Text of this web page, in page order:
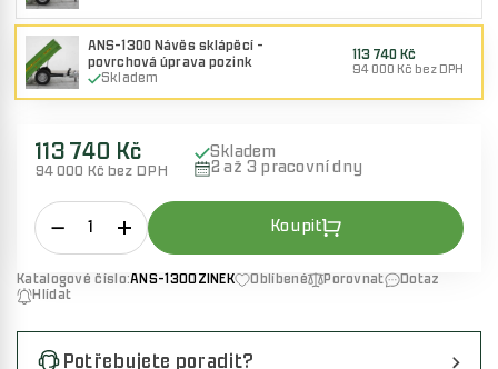
ANS-1300 Návěs sklápěcí -
povrchová úprava pozink
Skladem
113 740 Kč
94 000 Kč bez DPH
113 740 Kč
94 000 Kč bez DPH
Skladem
2 až 3 pracovní dny
Katalogové číslo:ANS-1300ZINEK Oblíbené Porovnat
Dotaz
Hlídat
Potřebujete poradit?